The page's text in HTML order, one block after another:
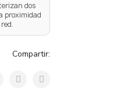
dos
proximidad
Compartir: